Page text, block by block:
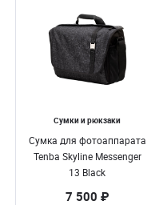
Сумки и рюкзаки
Сумка для фотоаппарата
Tenba Skyline Messenger
13 Black
7 500 ₽